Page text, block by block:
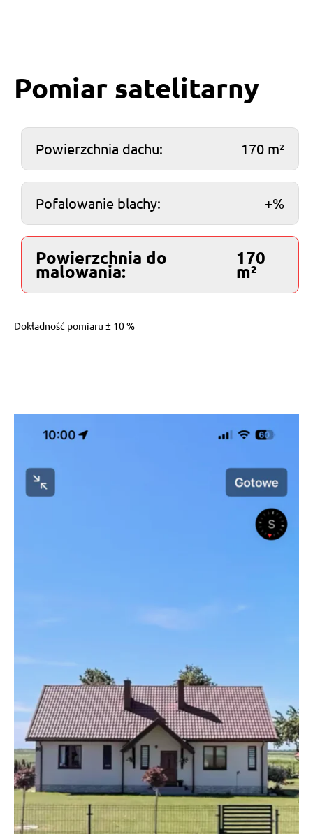
Pomiar satelitarny
Powierzchnia dachu: 170 m²
Pofalowanie blachy: +%
Powierzchnia do
malowania:
170
m²
Dokładność pomiaru ± 10 %